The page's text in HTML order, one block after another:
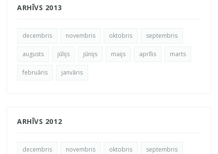
ARHĪVS 2013
decembris novembris oktobris septembris
augusts jūlijs jūnijs maijs aprīlis marts
februāris janvāris
ARHĪVS 2012
decembris novembris oktobris septembris